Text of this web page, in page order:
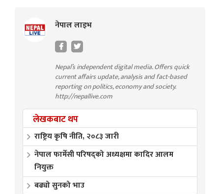
नेपाल लाइभ
Nepal’s independent digital media. Offers quick
current affairs update, analysis and fact-based
reporting on politics, economy and society.
http://nepallive.com
लेखकबाट थप
राष्ट्रिय कृषि नीति, २०८३ जारी
नेपाल फार्मेसी परिषद्को अध्यक्षमा कादिर आलम
नियुक्त
बढ्यो सुनको भाउ